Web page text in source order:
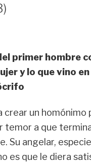
primer hombre
y lo que vino
crear un homónimo
temor a que
Su angelar,
es que le diera